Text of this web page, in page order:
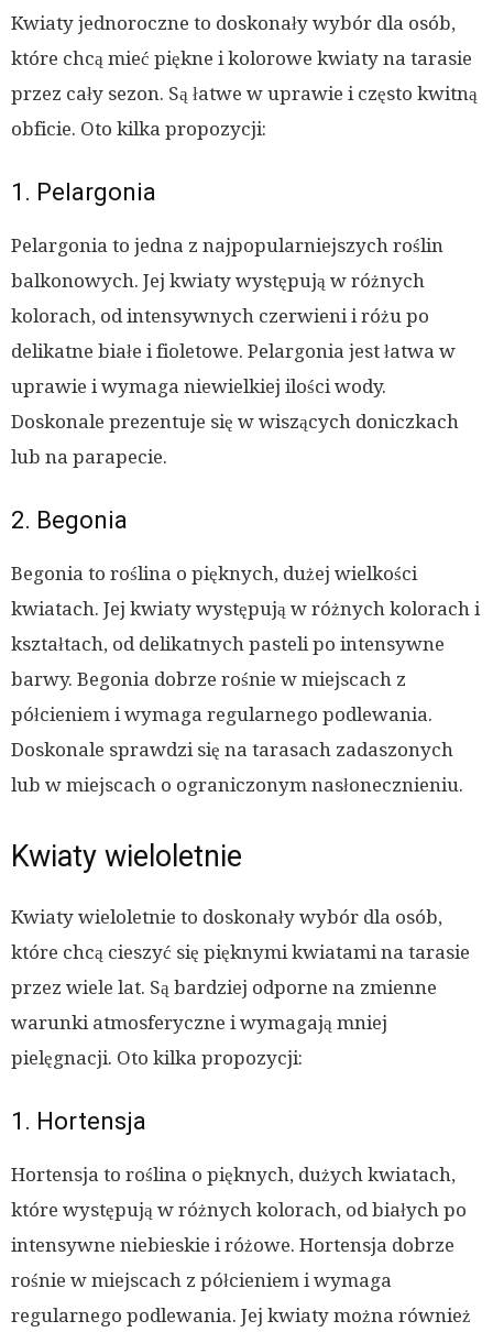
Kwiaty jednoroczne to doskonały wybór dla osób,
które chcą mieć piękne i kolorowe kwiaty na tarasie
przez cały sezon. Są łatwe w uprawie i często kwitną
obficie. Oto kilka propozycji:
1. Pelargonia
Pelargonia to jedna z najpopularniejszych roślin
balkonowych. Jej kwiaty występują w różnych
kolorach, od intensywnych czerwieni i różu po
delikatne białe i fioletowe. Pelargonia jest łatwa w
uprawie i wymaga niewielkiej ilości wody.
Doskonale prezentuje się w wiszących doniczkach
lub na parapecie.
2. Begonia
Begonia to roślina o pięknych, dużej wielkości
kwiatach. Jej kwiaty występują w różnych kolorach i
kształtach, od delikatnych pasteli po intensywne
barwy. Begonia dobrze rośnie w miejscach z
półcieniem i wymaga regularnego podlewania.
Doskonale sprawdzi się na tarasach zadaszonych
lub w miejscach o ograniczonym nasłonecznieniu.
Kwiaty wieloletnie
Kwiaty wieloletnie to doskonały wybór dla osób,
które chcą cieszyć się pięknymi kwiatami na tarasie
przez wiele lat. Są bardziej odporne na zmienne
warunki atmosferyczne i wymagają mniej
pielęgnacji. Oto kilka propozycji:
1. Hortensja
Hortensja to roślina o pięknych, dużych kwiatach,
które występują w różnych kolorach, od białych po
intensywne niebieskie i różowe. Hortensja dobrze
rośnie w miejscach z półcieniem i wymaga
regularnego podlewania. Jej kwiaty można również